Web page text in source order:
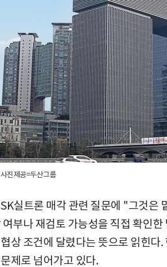
진제공=두산그룹
실트론 매각 관련 질문에 "그것은
여부나 재검토 가능성을 직접 확인
상 조건에 달렸다는 뜻으로 읽힌다
제로 넘어가고 있다.